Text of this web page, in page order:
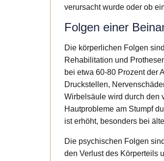
verursacht wurde oder ob
Folgen einer
Die körperlichen Folgen
Rehabilitation und
bei etwa 60-80 Prozent der
Druckstellen,
Wirbelsäule wird durch den
Hautprobleme am Stumpf
ist erhöht, besonders bei
Die psychischen Folgen
den Verlust des Körperteils